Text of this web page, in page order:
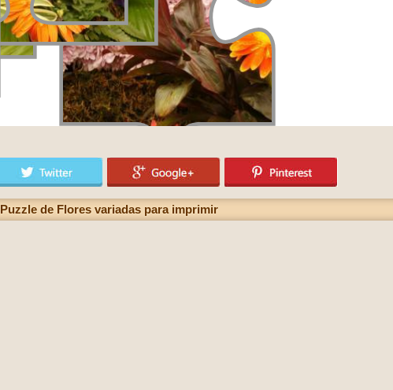
Puzzle de Flores variadas para imprimir